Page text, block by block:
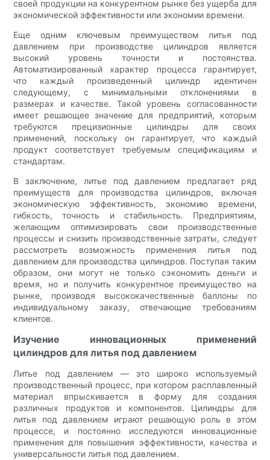
своей продукции на конкурентном рынке без ущерба для
экономической эффективности или экономии времени.
Еще одним ключевым преимуществом литья под
давлением при производстве цилиндров является
высокий уровень точности и постоянства.
Автоматизированный характер процесса гарантирует,
что каждый произведенный цилиндр идентичен
следующему, с минимальными отклонениями в
размерах и качестве. Такой уровень согласованности
имеет решающее значение для предприятий, которым
требуются прецизионные цилиндры для своих
применений, поскольку он гарантирует, что каждый
продукт соответствует требуемым спецификациям и
стандартам.
В заключение, литье под давлением предлагает ряд
преимуществ для производства цилиндров, включая
экономическую эффективность, экономию времени,
гибкость, точность и стабильность. Предприятиям,
желающим оптимизировать свои производственные
процессы и снизить производственные затраты, следует
рассмотреть возможность применения литья под
давлением для производства цилиндров. Поступая таким
образом, они могут не только сэкономить деньги и
время, но и получить конкурентное преимущество на
рынке, производя высококачественные баллоны по
индивидуальному заказу, отвечающие требованиям
клиентов.
Изучение инновационных применений
цилиндров для литья под давлением
Литье под давлением — это широко используемый
производственный процесс, при котором расплавленный
материал впрыскивается в форму для создания
различных продуктов и компонентов. Цилиндры для
литья под давлением играют решающую роль в этом
процессе, и постоянно исследуются инновационные
применения для повышения эффективности, качества и
универсальности литья под давлением.